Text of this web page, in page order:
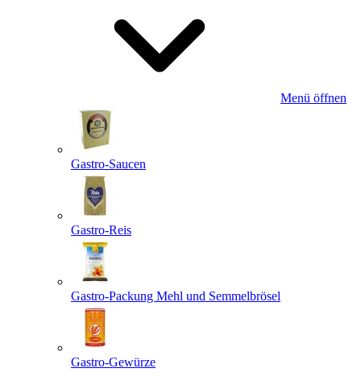
Menü öffnen
Gastro-Saucen
Gastro-Reis
Gastro-Packung Mehl und Semmelbrösel
Gastro-Gewürze